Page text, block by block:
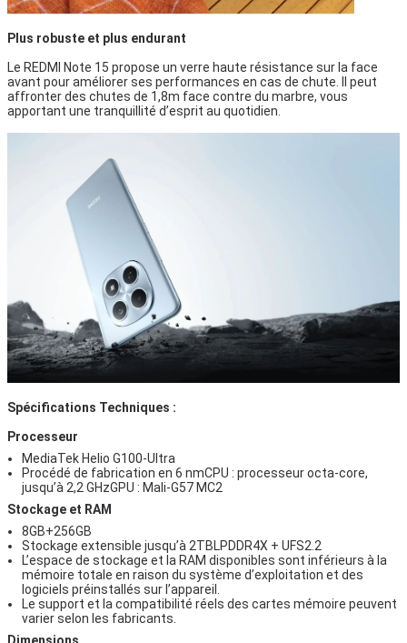
Plus robuste et plus endurant
Le REDMI Note 15 propose un verre haute résistance sur la face
avant pour améliorer ses performances en cas de chute. Il peut
affronter des chutes de 1,8m face contre du marbre, vous
apportant une tranquillité d’esprit au quotidien.
Spécifications Techniques :
Processeur
MediaTek Helio G100-Ultra
Procédé de fabrication en 6 nmCPU : processeur octa-core,
jusqu’à 2,2 GHzGPU : Mali-G57 MC2
Stockage et RAM
8GB+256GB
Stockage extensible jusqu’à 2TBLPDDR4X + UFS2.2
L’espace de stockage et la RAM disponibles sont inférieurs à la
mémoire totale en raison du système d’exploitation et des
logiciels préinstallés sur l’appareil.
Le support et la compatibilité réels des cartes mémoire peuvent
varier selon les fabricants.